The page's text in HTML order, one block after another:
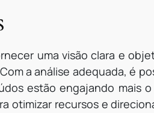
uma visão clara e
a análise adequada, é
estão engajando mais
otimizar recursos e